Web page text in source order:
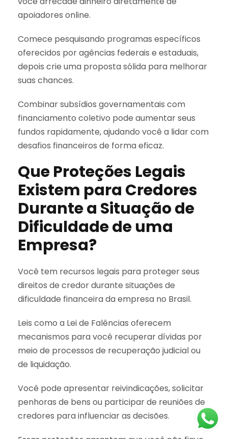
apoiadores online.
Comece pesquisando programas específicos
oferecidos por agências federais e estaduais,
depois crie uma proposta sólida para melhorar
suas chances.
Combinar subsídios governamentais com
financiamento coletivo pode aumentar seus
fundos rapidamente, ajudando você a lidar com
desafios financeiros de forma eficaz.
Que Proteções Legais
Existem para Credores
Durante a Situação de
Dificuldade de uma
Empresa?
Você tem recursos legais para proteger seus
direitos de credor durante situações de
dificuldade financeira da empresa no Brasil.
Leis como a Lei de Falências oferecem
mecanismos para você recuperar dívidas por
meio de processos de recuperação judicial ou
de liquidação.
Você pode apresentar reivindicações, solicitar
penhoras de bens ou participar de reuniões de
credores para influenciar as decisões.